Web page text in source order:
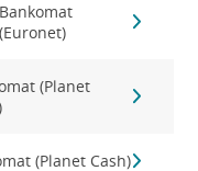
Bankomat
(Euronet)
(Planet
(Planet Cash)